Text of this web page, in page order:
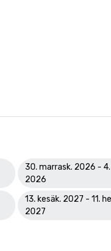
30. marrask. 2026 -
2026
13. kesäk. 2027 - 11.
2027